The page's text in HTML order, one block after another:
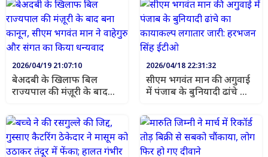
2026/04/19 21:07:10
बेअदबी के खिलाफ बिल
राज्यपाल की मंज़ूरी के बाद
ने वाहेगुरु और संगत का किया
धन्यवाद
2026/04/18 22:31:32
सीएम भगवंत मान की अगुवाई
में पंजाब के बुनियादी ढांचे का
हरभजन सिंह ईटीओ